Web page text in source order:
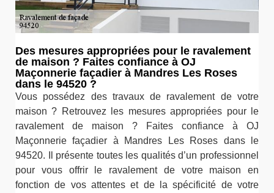
Des mesures appropriées pour le ravalement
de maison ? Faites confiance à OJ
Maçonnerie façadier à Mandres Les Roses
dans le 94520 ?
Vous possédez des travaux de ravalement de votre
maison ? Retrouvez les mesures appropriées pour le
ravalement de maison ? Faites confiance à OJ
Maçonnerie façadier à Mandres Les Roses dans le
94520. Il présente toutes les qualités d’un professionnel
pour vous offrir le ravalement de votre maison en
fonction de vos attentes et de la spécificité de votre